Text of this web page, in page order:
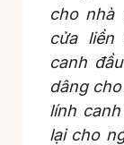
cho nhà
cửa liền
canh
dâng
lính
lại cho